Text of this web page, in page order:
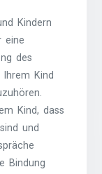
Kindern
eine
des
Kind
Kind, dass
und
Bindung